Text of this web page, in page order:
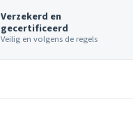
Verzekerd en
gecertificeerd
Veilig en volgens de regels